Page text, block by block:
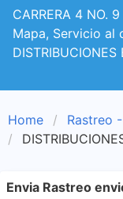
CARRERA 4 NO.
Mapa, Servicio al
DISTRIBUCIONES
Home Rastreo
Envia Rastreo